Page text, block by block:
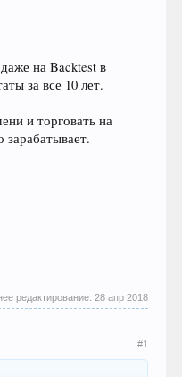
на Backtest в
за все 10 лет.
и торговать на
редактирование: 28 апр 2018
#1